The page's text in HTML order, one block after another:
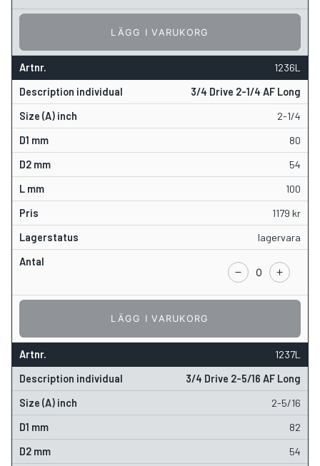
LÄGG I VARUKORG
1236L
3/4 Drive 2-1/4 AF Long
2-1/4
80
54
100
1179 kr
lagervara
LÄGG I VARUKORG
1237L
3/4 Drive 2-5/16 AF Long
2-5/16
82
54